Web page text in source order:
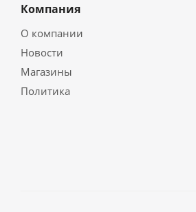
Компания
О компании
Новости
Магазины
Политика